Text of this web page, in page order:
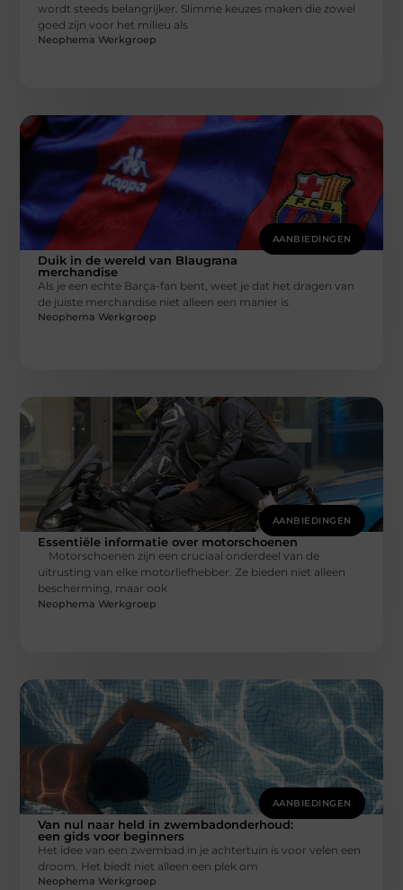
wordt steeds belangrijker. Slimme keuzes maken die zowel
goed zijn voor het milieu als
Neophema Werkgroep
AANBIEDINGEN
Duik in de wereld van Blaugrana
merchandise
Als je een echte Barça-fan bent, weet je dat het dragen van
de juiste merchandise niet alleen een manier is
Neophema Werkgroep
AANBIEDINGEN
Essentiële informatie over motorschoenen
Motorschoenen zijn een cruciaal onderdeel van de
uitrusting van elke motorliefhebber. Ze bieden niet alleen
bescherming, maar ook
Neophema Werkgroep
AANBIEDINGEN
Van nul naar held in zwembadonderhoud:
een gids voor beginners
Het idee van een zwembad in je achtertuin is voor velen een
droom. Het biedt niet alleen een plek om
Neophema Werkgroep